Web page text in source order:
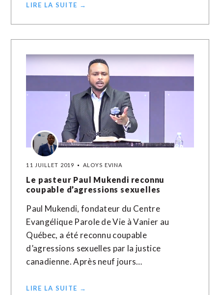
LIRE LA SUITE →
11 JUILLET 2019 ALOYS EVINA
Le pasteur Paul Mukendi reconnu
coupable d’agressions sexuelles
Paul Mukendi, fondateur du Centre
Evangélique Parole de Vie à Vanier au
Québec, a été reconnu coupable
d’agressions sexuelles par la justice
canadienne. Après neuf jours…
LIRE LA SUITE →